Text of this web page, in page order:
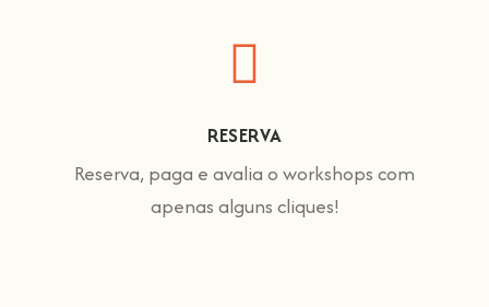
RESERVA
Reserva, paga e avalia o workshops com
apenas alguns cliques!